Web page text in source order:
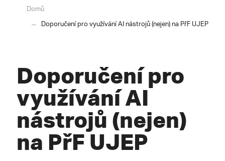
Domů
Doporučení pro využívání AI nástrojů (nejen) na PřF UJEP
Doporučení pro
využívání AI
nástrojů (nejen)
na PřF UJEP